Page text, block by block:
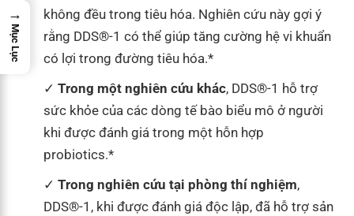
không đều trong tiêu hóa. Nghiên cứu này gợi ý
rằng DDS®-1 có thể giúp tăng cường hệ vi khuẩn
có lợi trong đường tiêu hóa.*
Trong một nghiên cứu khác, DDS®-1 hỗ trợ
sức khỏe của các dòng tế bào biểu mô ở người
khi được đánh giá trong một hỗn hợp
probiotics.*
Trong nghiên cứu tại phòng thí nghiệm,
DDS®-1, khi được đánh giá độc lập, đã hỗ trợ sản
→
Mục Lục